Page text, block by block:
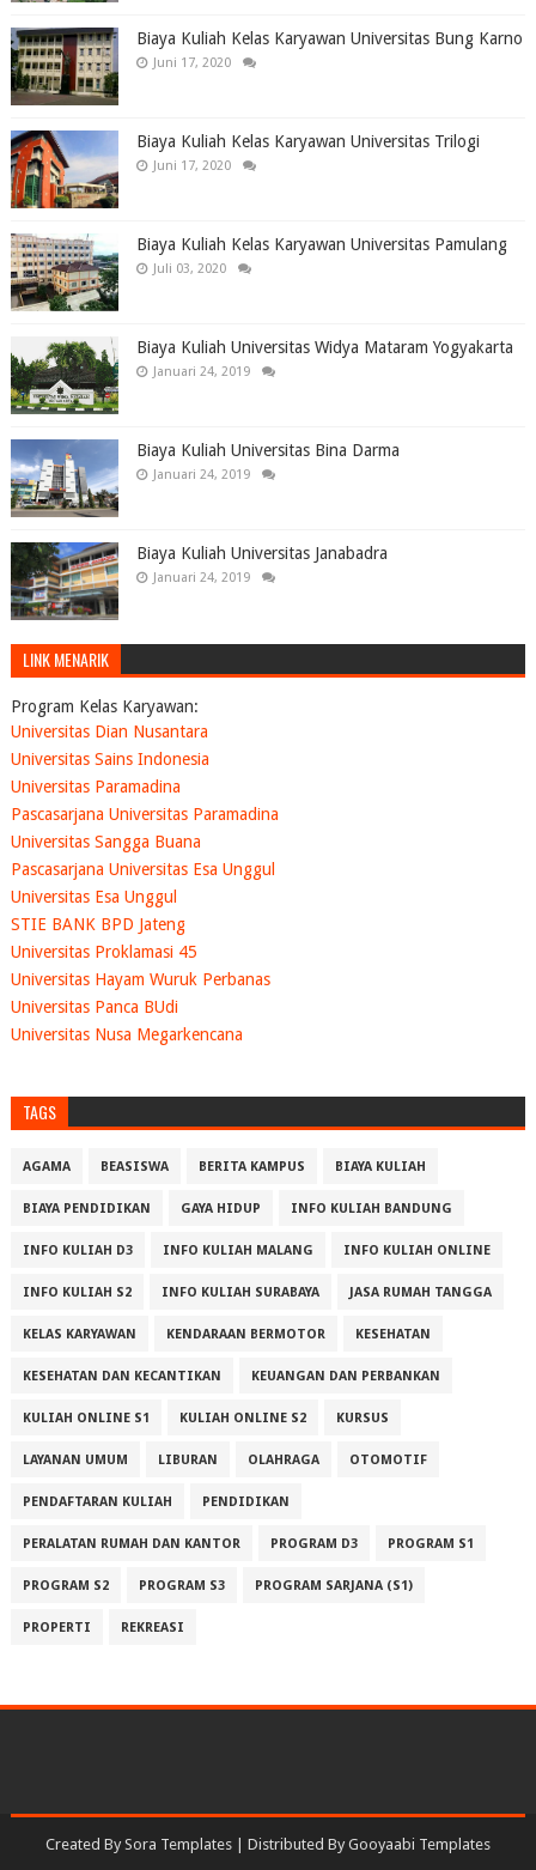
Biaya Kuliah Kelas Karyawan Universitas Bung Karno
Juni 17, 2020
Biaya Kuliah Kelas Karyawan Universitas Trilogi
Juni 17, 2020
Biaya Kuliah Kelas Karyawan Universitas Pamulang
Juli 03, 2020
Biaya Kuliah Universitas Widya Mataram Yogyakarta
Januari 24, 2019
Biaya Kuliah Universitas Bina Darma
Januari 24, 2019
Biaya Kuliah Universitas Janabadra
Januari 24, 2019
LINK MENARIK
Program Kelas Karyawan:
Universitas Dian Nusantara
Universitas Sains Indonesia
Universitas Paramadina
Pascasarjana Universitas Paramadina
Universitas Sangga Buana
Pascasarjana Universitas Esa Unggul
Universitas Esa Unggul
STIE BANK BPD Jateng
Universitas Proklamasi 45
Universitas Hayam Wuruk Perbanas
Universitas Panca BUdi
Universitas Nusa Megarkencana
TAGS
AGAMA BEASISWA BERITA KAMPUS BIAYA KULIAH
BIAYA PENDIDIKAN GAYA HIDUP INFO KULIAH BANDUNG
INFO KULIAH D3 INFO KULIAH MALANG INFO KULIAH ONLINE
INFO KULIAH S2 INFO KULIAH SURABAYA JASA RUMAH TANGGA
KELAS KARYAWAN KENDARAAN BERMOTOR KESEHATAN
KESEHATAN DAN KECANTIKAN KEUANGAN DAN PERBANKAN
KULIAH ONLINE S1 KULIAH ONLINE S2 KURSUS
LAYANAN UMUM LIBURAN OLAHRAGA OTOMOTIF
PENDAFTARAN KULIAH PENDIDIKAN
PERALATAN RUMAH DAN KANTOR PROGRAM D3 PROGRAM S1
PROGRAM S2 PROGRAM S3 PROGRAM SARJANA (S1)
PROPERTI REKREASI
Created By Sora Templates| Distributed By Gooyaabi Templates